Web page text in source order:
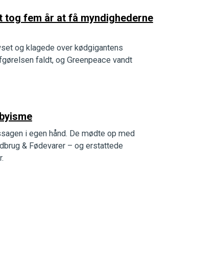
tog fem år at få myndighederne
og klagede over kødgigantens
faldt, og Greenpeace vandt
i egen hånd. De mødte op med
& Fødevarer – og erstattede